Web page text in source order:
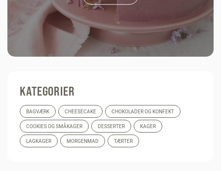
KATEGORIER
BAGVÆRK CHEESECAKE CHOKOLADER OG KONFEKT
COOKIES OG SMÅKAGER DESSERTER KAGER
LAGKAGER MORGENMAD TÆRTER